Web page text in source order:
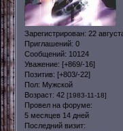
Зарегистрирован: 22
Приглашений: 0
Сообщений: 10124
Уважение: [+869/-16]
Позитив: [+803/-22]
Пол: Мужской
Возраст: 42 [1983-11-18]
Провел на форуме:
5 месяцев 14 дней
Последний визит: